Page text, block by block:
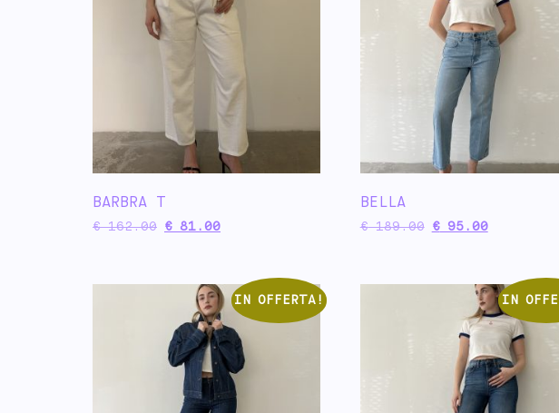
BARBRA T
€162.00 € 81.00
BELLA
€189.00 €95.00
IN OFFERTA! IN